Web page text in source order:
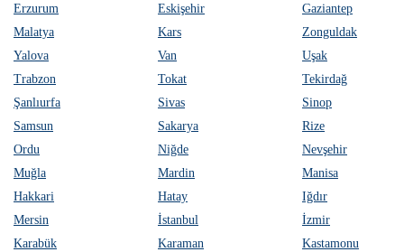
Erzurum
Eskişehir
Gaziantep
Malatya
Kars
Zonguldak
Yalova
Van
Uşak
Trabzon
Tokat
Tekirdağ
Şanlıurfa
Sivas
Sinop
Samsun
Sakarya
Rize
Ordu
Niğde
Nevşehir
Muğla
Mardin
Manisa
Hakkari
Hatay
Iğdır
Mersin
İstanbul
İzmir
Karabük
Karaman
Kastamonu